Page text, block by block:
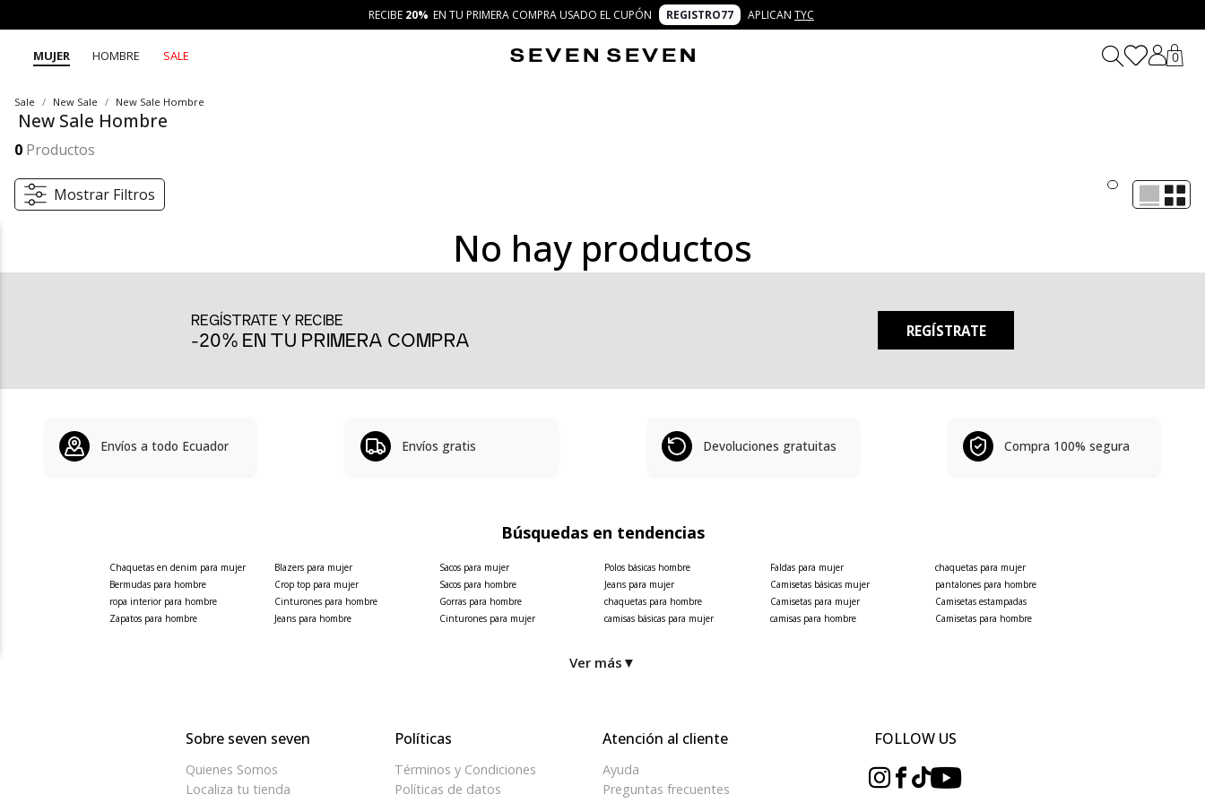
RECIBE 20% EN TU PRIMERA COMPRA USADO EL CUPÓN REGISTRO77 APLICAN TYC
MUJER HOMBRE SALE 0
Sale New Sale New Sale Hombre
New Sale Hombre
0 Productos
Mostrar Filtros
No hay productos
REGÍSTRATE Y RECIBE
-20% EN TU PRIMERA COMPRA REGÍSTRATE
Envíos a todo Ecuador Envíos gratis Devoluciones gratuitas Compra 100% segura
Búsquedas en tendencias
Chaquetas en denim para mujer Blazers para mujer Sacos para mujer Polos básicas hombre Faldas para mujer
chaquetas para mujer
Bermudas para hombre
Crop top para mujer Sacos para hombre Jeans para mujer Camisetas básicas mujer
pantalones para hombre
ropa interior para hombre
Cinturones para hombre Gorras para hombre chaquetas para hombre Camisetas para mujer
Camisetas estampadas
Zapatos para hombre
Jeans para hombre Cinturones para mujer camisas básicas para mujer camisas para hombre Camisetas para hombre
Ver más ▼
Sobre seven seven
Quienes Somos
Localiza tu tienda
Políticas
Términos y Condiciones
Políticas de datos
Atención al cliente
Ayuda
Preguntas frecuentes
FOLLOW US